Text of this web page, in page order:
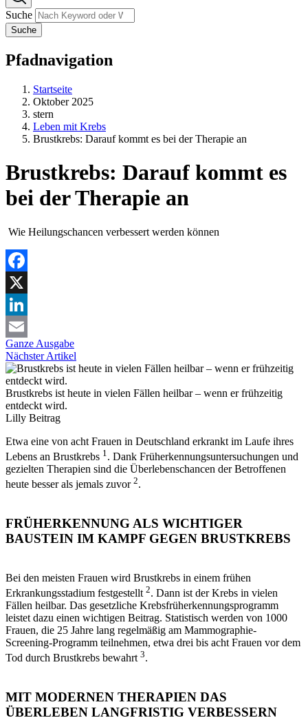
Suche
Suche
Pfadnavigation
Startseite
Oktober 2025
stern
Leben mit Krebs
Brustkrebs: Darauf kommt es bei der Therapie an
Brustkrebs: Darauf kommt es
bei der Therapie an
Wie Heilungschancen verbessert werden können
Facebook
X
LinkedIn
Email
Ganze Ausgabe
Nächster Artikel
Brustkrebs ist heute in vielen Fällen heilbar – wenn er frühzeitig
entdeckt wird.
Lilly Beitrag
Etwa eine von acht Frauen in Deutschland erkrankt im Laufe ihres
Lebens an Brustkrebs 1 . Dank Früherkennungsuntersuchungen und
gezielten Therapien sind die Überlebenschancen der Betroffenen
heute besser als jemals zuvor 2.
FRÜHERKENNUNG ALS WICHTIGER
BAUSTEIN IM KAMPF GEGEN BRUSTKREBS
Bei den meisten Frauen wird Brustkrebs in einem frühen
Erkrankungsstadium festgestellt 2. Dann ist der Krebs in vielen
Fällen heilbar. Das gesetzliche Krebsfrüherkennungsprogramm
leistet dazu einen wichtigen Beitrag. Statistisch werden von 1000
Frauen, die 25 Jahre lang regelmäßig am Mammographie-
Screening-Programm teilnehmen, etwa drei bis acht Frauen vor dem
Tod durch Brustkrebs bewahrt 3.
MIT MODERNEN THERAPIEN DAS
ÜBERLEBEN LANGFRISTIG VERBESSERN